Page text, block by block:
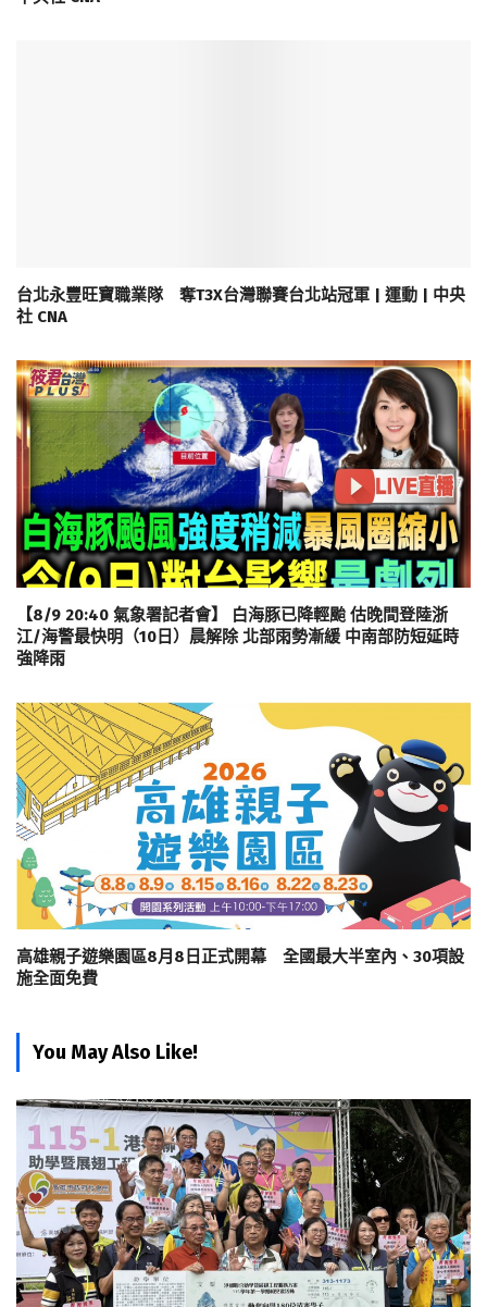
台北永豐旺寶職業隊 奪T3X台灣聯賽台北站冠軍 | 運動 | 中央
社 CNA
【8/9 20:40 氣象署記者會】 白海豚已降輕颱 估晚間登陸浙
江/海警最快明（10日）晨解除 北部雨勢漸緩 中南部防短延時
強降雨
高雄親子遊樂園區8月8日正式開幕 全國最大半室內、30項設
施全面免費
You May Also Like!